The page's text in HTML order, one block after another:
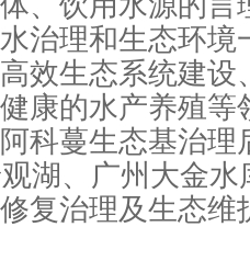
治理和生态环境
效生态系统建设
康的水产养殖等
科蔓生态基治理
湖、广州大金
复治理及生态维